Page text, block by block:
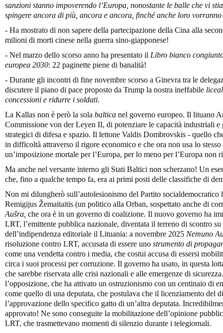
sanzioni stanno impoverendo l’Europa, nonostante le balle che vi
spingere ancora di più, ancora e ancora, finché anche loro
- Ha mostrato di non sapere della partecipazione della Cina alla
milioni di morti cinese nella guerra sino-giapponese!
- Nel marzo dello scorso anno ha presentato il Libro bianco
europea 2030: 22 paginette piene di banalità!
- Durante gli incontri di fine novembre scorso a Ginevra tra le
discutere il piano di pace proposto da Trump la nostra ineffabile
concessioni e ridurre i soldati.
La Kallas non è però la sola baltica nel governo europeo. Il lituano
Commissione von der Leyen II, di potenziare le capacità industriali
strategici di difesa e spazio. Il lettone Valdis Dombrovskis - quello
in difficoltà attraverso il rigore economico e che ora non usa lo
un’imposizione mortale per l’Europa, per lo meno per l’Europa non
Ma anche nel versante interno gli Stati Baltici non scherzano! Un
che, fino a qualche tempo fa, era ai primi posti delle classifiche di
Non mi dilungherò sull’autolesionismo del Partito socialdemocratico
Remigijus Žemaitaitis (un politico alla Orban, sospettato anche di
Aušra, che ora è in un governo di coalizione. Il nuovo governo ha
LRT, l’emittente pubblica nazionale, diventata il terreno di scontro
dell’indipendenza editoriale il Lituania: a novembre 2025 Nemuno
risoluzione contro LRT, accusata di essere uno strumento di
come una vendetta contro i media, che costui accusa di essersi
circa i suoi processi per corruzione. Il governo ha usato, in questa
che sarebbe riservata alle crisi nazionali e alle emergenze di
l’opposizione, che ha attivato un ostruzionismo con un centinaio di
come quello di una deputata, che postulava che il licenziamento del
l’approvazione dello specifico gatto di un’altra deputata.
approvato! Ne sono conseguite la mobilitazione dell’opinione
LRT, che trasmettevano momenti di silenzio durante i telegiornali.